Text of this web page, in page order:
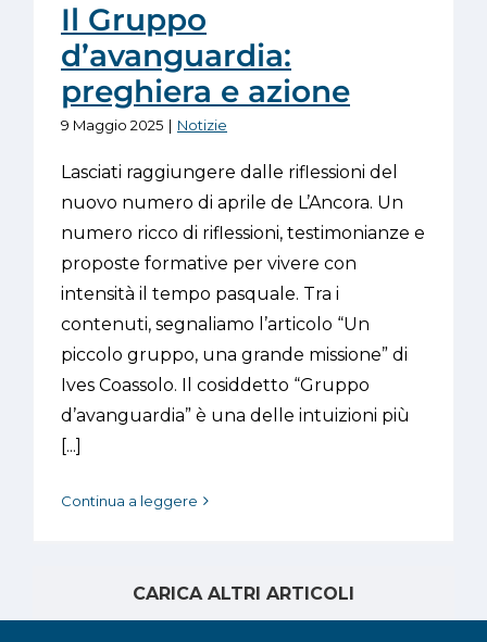
Il Gruppo
d’avanguardia:
preghiera e azione
9 Maggio 2025 | Notizie
Lasciati raggiungere dalle riflessioni del
nuovo numero di aprile de L’Ancora. Un
numero ricco di riflessioni, testimonianze e
proposte formative per vivere con
intensità il tempo pasquale. Tra i
contenuti, segnaliamo l’articolo “Un
piccolo gruppo, una grande missione” di
Ives Coassolo. Il cosiddetto “Gruppo
d’avanguardia” è una delle intuizioni più
[...]
Continua a leggere
CARICA ALTRI ARTICOLI